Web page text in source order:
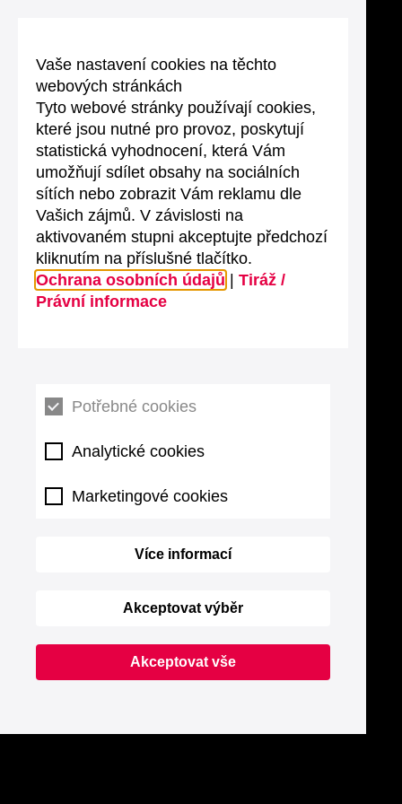
Vaše nastavení cookies na těchto
webových stránkách
Tyto webové stránky používají cookies,
které jsou nutné pro provoz, poskytují
statistická vyhodnocení, která Vám
umožňují sdílet obsahy na sociálních
sítích nebo zobrazit Vám reklamu dle
Vašich zájmů. V závislosti na
aktivovaném stupni akceptujte předchozí
kliknutím na příslušné tlačítko.
Ochrana osobních údajů
Tiráž /
Právní informace
Potřebné cookies
Analytické cookies
Marketingové cookies
Více informací
Akceptovat výběr
Akceptovat vše